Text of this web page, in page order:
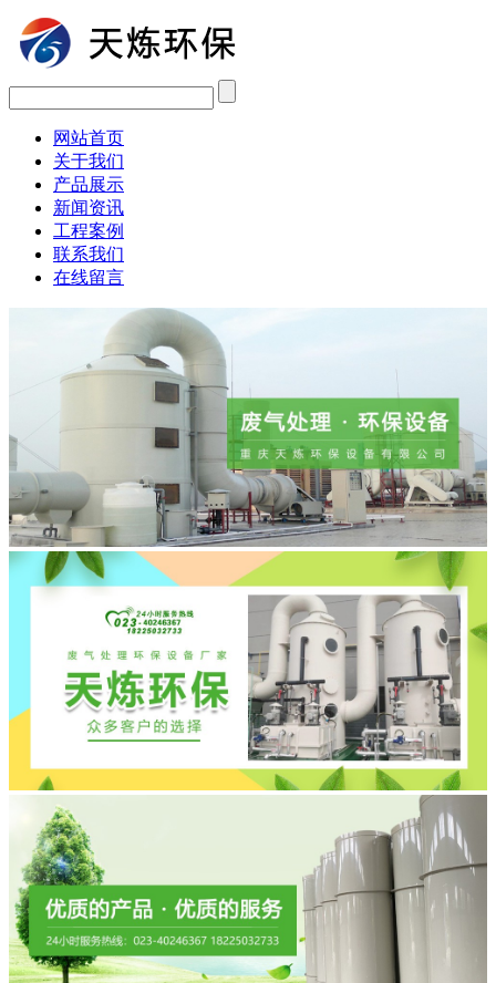
网站首页
关于我们
产品展示
新闻资讯
工程案例
联系我们
在线留言